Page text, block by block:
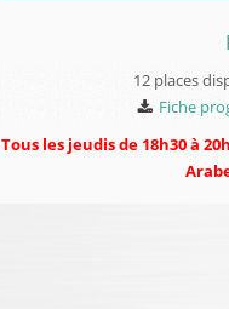
12 places
Fiche
Tous les jeudis de 18h30 à